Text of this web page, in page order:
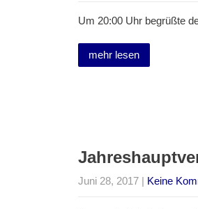
Um 20:00 Uhr begrüßte
mehr lesen
Juni 28, 2017| Keine